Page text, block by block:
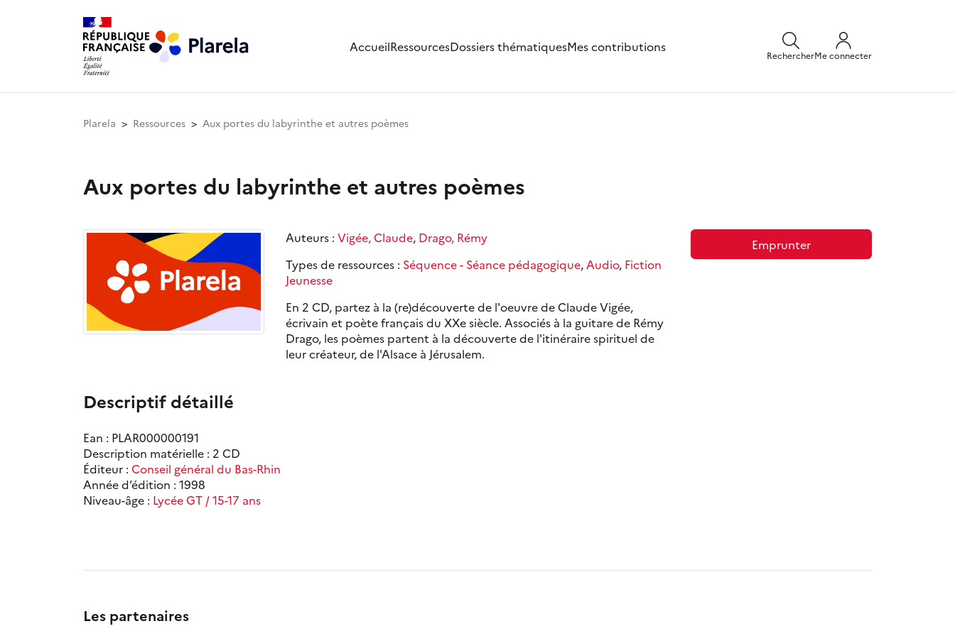
AccueilRessourcesDossiers thématiquesMes contributions
RechercherMe connecter
Plarela Ressources Aux portes du labyrinthe et autres poèmes
Aux portes du labyrinthe et autres poèmes
Auteurs : Vigée, Claude, Drago, Rémy
Types de ressources : Séquence - Séance pédagogique, Audio, Fiction
Jeunesse
En 2 CD, partez à la (re)découverte de l'oeuvre de Claude Vigée,
écrivain et poète français du XXe siècle. Associés à la guitare de Rémy
Drago, les poèmes partent à la découverte de l'itinéraire spirituel de
leur créateur, de l'Alsace à Jérusalem.
Emprunter
Descriptif détaillé
Ean : PLAR000000191
Description matérielle : 2 CD
Éditeur : Conseil général du Bas-Rhin
Année d’édition : 1998
Niveau-âge : Lycée GT / 15-17 ans
Les partenaires